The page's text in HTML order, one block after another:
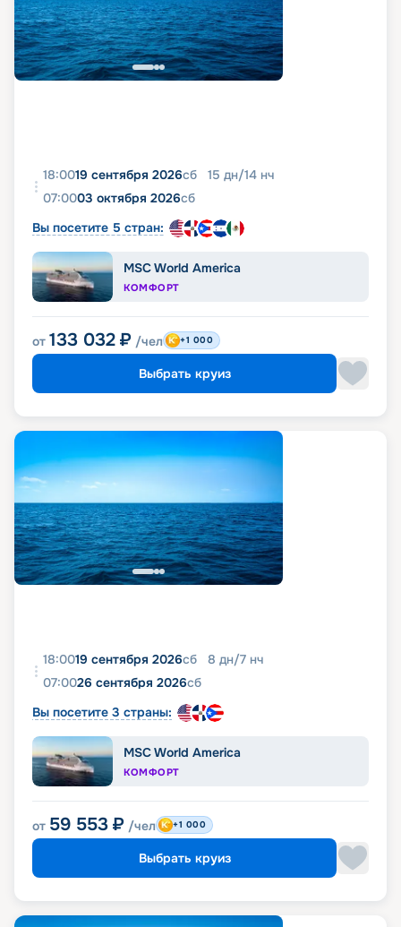
18:0019 сентября 2026сб 15 дн/14 нч
07:0003 октября 2026сб
Вы посетите 5 стран:
MSC World America
КОМФОРТ
от 133 032 ₽ /чел +1 000
Выбрать круиз
18:0019 сентября 2026сб 8 дн/7 нч
07:0026 сентября 2026сб
Вы посетите 3 страны:
MSC World America
КОМФОРТ
от 59 553 ₽ /чел +1 000
Выбрать круиз